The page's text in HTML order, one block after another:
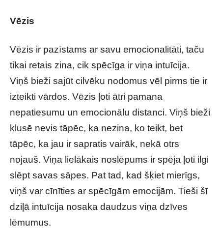
Vēzis
Vēzis ir pazīstams ar savu emocionalitāti, taču
tikai retais zina, cik spēcīga ir viņa intuīcija.
Viņš bieži sajūt cilvēku nodomus vēl pirms tie ir
izteikti vārdos. Vēzis ļoti ātri pamana
nepatiesumu un emocionālu distanci. Viņš bieži
klusē nevis tāpēc, ka nezina, ko teikt, bet
tāpēc, ka jau ir sapratis vairāk, nekā otrs
nojauš. Viņa lielākais noslēpums ir spēja ļoti ilgi
slēpt savas sāpes. Pat tad, kad šķiet mierīgs,
viņš var cīnīties ar spēcīgām emocijām. Tieši šī
dziļā intuīcija nosaka daudzus viņa dzīves
lēmumus.